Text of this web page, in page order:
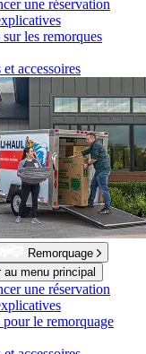
une réservation
les remorques
accessoires
Remorquage
au menu principal
une réservation
pour le remorquage